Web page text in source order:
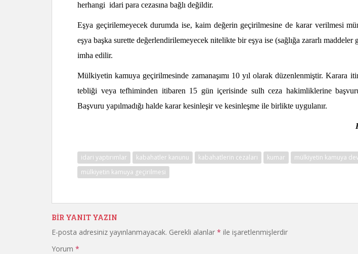
herhangi idari para cezasına bağlı değildir.
Eşya geçirilemeyecek durumda ise, kaim değerin geçirilmesine de karar verilmesi
eşya başka surette değerlendirilemeyecek nitelikte bir eşya ise (sağlığa zararlı
imha edilir.
Mülkiyetin kamuya geçirilmesinde zamanaşımı 10 yıl olarak düzenlenmiştir. Karara
tebliği veya tefhiminden itibaren 15 gün içerisinde sulh ceza hakimliklerine
Başvuru yapılmadığı halde karar kesinleşir ve kesinleşme ile birlikte uygulanır.
idari yaptırımlar kabahatler kanunu kabahatlerin cezaları kumar
mülkiyetin kamuya
mülkiyetin kamuya geçirilmesi
BIR YANIT YAZIN
E-posta adresiniz yayınlanmayacak. Gerekli alanlar * ile işaretlenmişlerdir
Yorum *